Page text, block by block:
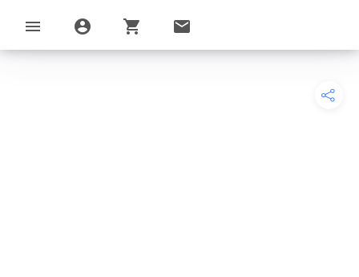
menu account_circle shopping_cart email